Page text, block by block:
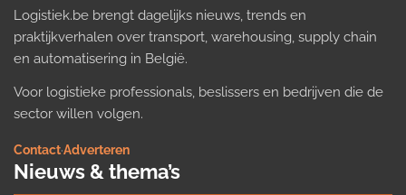
Logistiek.be brengt dagelijks nieuws, trends en
praktijkverhalen over transport, warehousing, supply chain
en automatisering in België.
Voor logistieke professionals, beslissers en bedrijven die de
sector willen volgen.
Contact·Adverteren
Nieuws & thema’s